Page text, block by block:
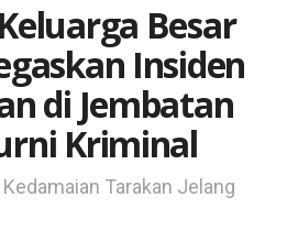
Besar
Insiden
di Jembatan
Kriminal
Tarakan Jelang